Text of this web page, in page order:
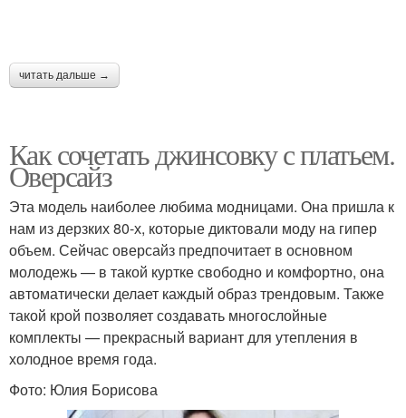
читать дальше →
Как сочетать джинсовку с платьем.
Оверсайз
Эта модель наиболее любима модницами. Она пришла к
нам из дерзких 80-х, которые диктовали моду на гипер
объем. Сейчас оверсайз предпочитает в основном
молодежь — в такой куртке свободно и комфортно, она
автоматически делает каждый образ трендовым. Также
такой крой позволяет создавать многослойные
комплекты — прекрасный вариант для утепления в
холодное время года.
Фото: Юлия Борисова